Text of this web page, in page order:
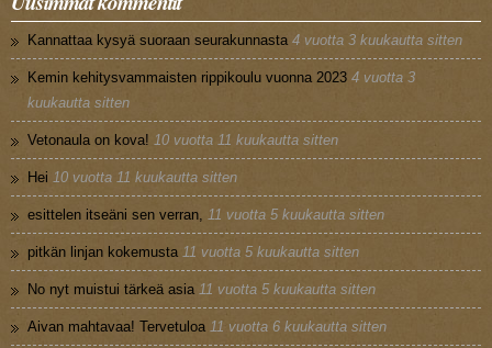
Kannattaa kysyä suoraan seurakunnasta 4 vuotta 3 kuukautta sitten
Kemin kehitysvammaisten rippikoulu vuonna 2023 4 vuotta 3
kuukautta sitten
Vetonaula on kova! 10 vuotta 11 kuukautta sitten
Hei 10 vuotta 11 kuukautta sitten
esittelen itseäni sen verran, 11 vuotta 5 kuukautta sitten
pitkän linjan kokemusta 11 vuotta 5 kuukautta sitten
No nyt muistui tärkeä asia 11 vuotta 5 kuukautta sitten
Aivan mahtavaa! Tervetuloa 11 vuotta 6 kuukautta sitten